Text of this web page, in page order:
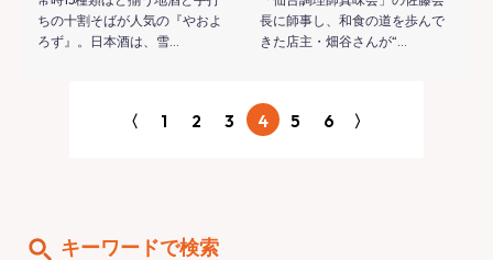
ちの十割そばが人気の『やおよ
ろず』。日本酒は、雪…
長に師事し、和食の道を歩んで
きた店主・畑谷さんが“…
〈 1 2 3 4 5 6 〉
キーワードで検索